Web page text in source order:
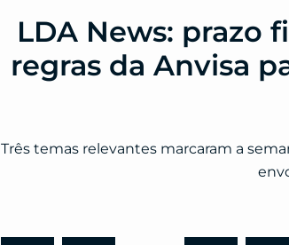
LDA News: prazo
regras da Anvisa
Três temas relevantes marcaram a